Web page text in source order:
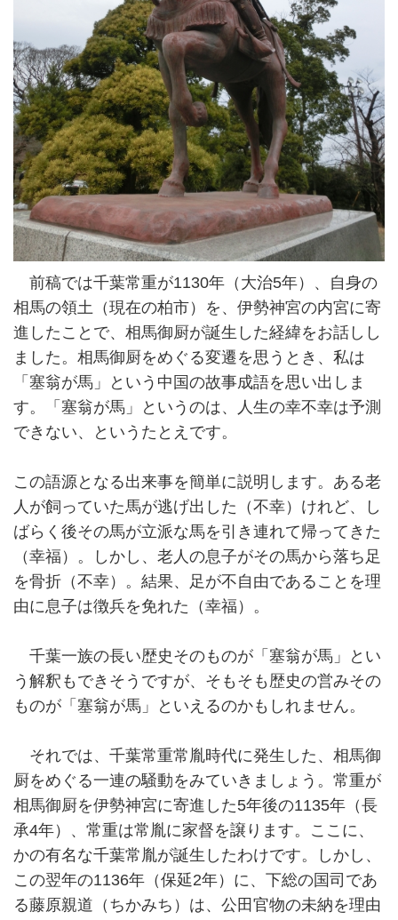
前稿では千葉常重が1130年（大治5年）、自身の
相馬の領土（現在の柏市）を、伊勢神宮の内宮に寄
進したことで、相馬御厨が誕生した経緯をお話しし
ました。相馬御厨をめぐる変遷を思うとき、私は
「塞翁が馬」という中国の故事成語を思い出しま
す。「塞翁が馬」というのは、人生の幸不幸は予測
できない、というたとえです。
この語源となる出来事を簡単に説明します。ある老
人が飼っていた馬が逃げ出した（不幸）けれど、し
ばらく後その馬が立派な馬を引き連れて帰ってきた
（幸福）。しかし、老人の息子がその馬から落ち足
を骨折（不幸）。結果、足が不自由であることを理
由に息子は徴兵を免れた（幸福）。
千葉一族の長い歴史そのものが「塞翁が馬」とい
う解釈もできそうですが、そもそも歴史の営みその
ものが「塞翁が馬」といえるのかもしれません。
それでは、千葉常重常胤時代に発生した、相馬御
厨をめぐる一連の騒動をみていきましょう。常重が
相馬御厨を伊勢神宮に寄進した5年後の1135年（長
承4年）、常重は常胤に家督を譲ります。ここに、
かの有名な千葉常胤が誕生したわけです。しかし、
この翌年の1136年（保延2年）に、下総の国司であ
る藤原親道（ちかみち）は、公田官物の未納を理由